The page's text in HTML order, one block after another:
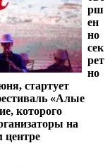
рш
ен
но
сек
рет
но
стартует
«Алые
которого
на
центре